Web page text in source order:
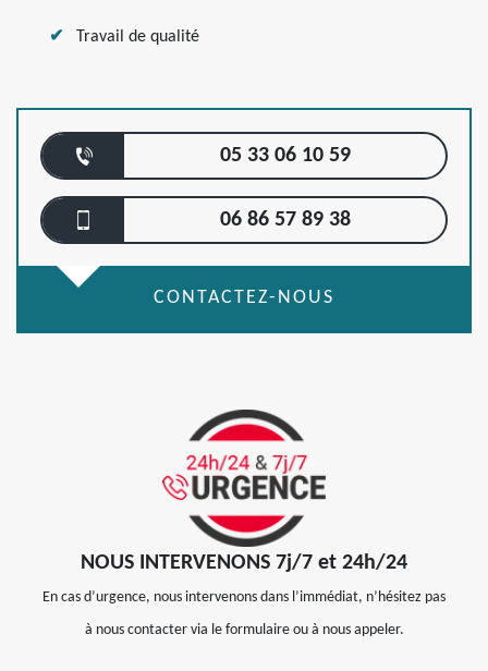
Travail de qualité
05 33 06 10 59
06 86 57 89 38
CONTACTEZ-NOUS
NOUS INTERVENONS 7j/7 et 24h/24
En cas d’urgence, nous intervenons dans l’immédiat, n’hésitez pas
à nous contacter via le formulaire ou à nous appeler.